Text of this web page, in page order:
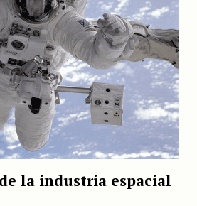
la industria espacial